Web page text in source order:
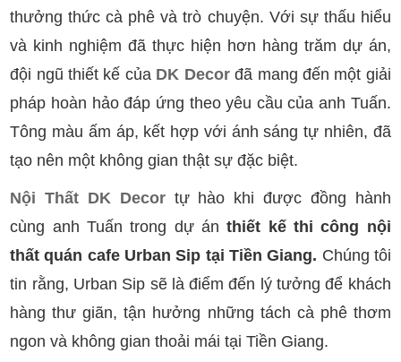
thưởng thức cà phê và trò chuyện. Với sự thấu hiểu
và kinh nghiệm đã thực hiện hơn hàng trăm dự án,
đội ngũ thiết kế của DK Decorđã mang đến một giải
pháp hoàn hảo đáp ứng theo yêu cầu của anh Tuấn.
Tông màu ấm áp, kết hợp với ánh sáng tự nhiên, đã
tạo nên một không gian thật sự đặc biệt.
Nội Thất DK Decortự hào khi được đồng hành
cùng anh Tuấn trong dự ánthiết kếthi công nội
thất quán cafe Urban Sip tại Tiền Giang. Chúng tôi
tin rằng, Urban Sip sẽ là điểm đến lý tưởng để khách
hàng thư giãn, tận hưởng những tách cà phê thơm
ngon và không gian thoải mái tại Tiền Giang.